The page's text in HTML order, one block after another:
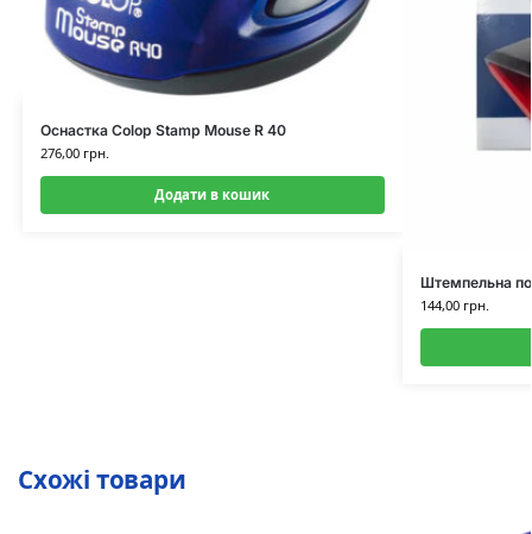
Оснастка Colop Stamp Mouse R 40
276,00 грн.
Додати в кошик
Штемпельна
144,00 грн.
Схожі товари